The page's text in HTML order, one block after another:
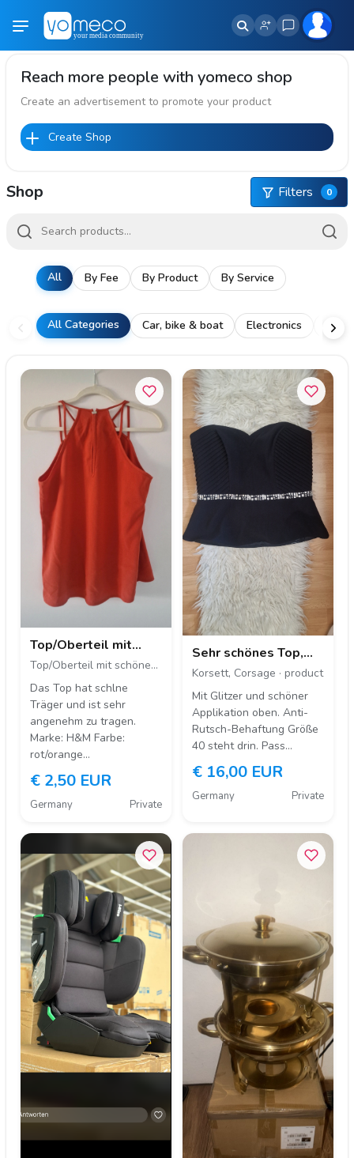
Reach more people with yomeco shop
Create an advertisement to promote your product
Create Shop
Shop Filters 0
All By Fee By Product By Service
All Categories Car, bike & boat Electronics
Top/Oberteil mit
schönem Fall
Top/Oberteil mit schönem
Fall · product
Das Top hat schlne
Träger und ist sehr
angenehm zu tragen.
Marke: H&M Farbe:
rot/orange…
€ 2,50 EUR
Germany Private
Sehr schönes Top,
Korsett, CorsageKorsett, Corsage · product
Mit Glitzer und schöner
Applikation oben. Anti-
Rutsch-Behaftung Größe
40 steht drin. Pass…
€ 16,00 EUR
Germany Private